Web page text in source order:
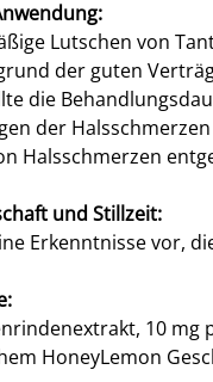
Lutschen von
der guten
die
der
Halsschmerzen
und Stillzeit:
Erkenntnisse vor,
10 mg
HoneyLemon